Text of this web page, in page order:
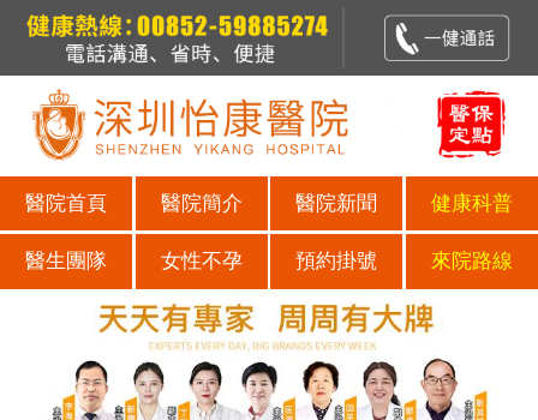
醫院首頁 醫院簡介 醫院新聞 健康科普
醫生團隊 女性不孕 預約掛號 來院路線